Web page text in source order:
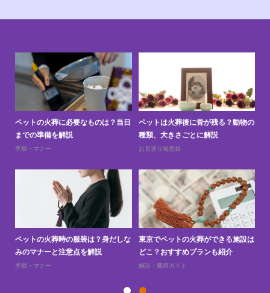
ペットの火葬に必要なものは？当日
までの準備を解説
手順・マナー
ペットは火葬後に骨が残る？動物の
種類、大きさごとに解説
お見送り知恵袋
ペットの火葬時の服装は？身だしな
みのマナーと注意点を解説
手順・マナー
東京でペットの火葬ができる施設は
どこ？おすすめプランも紹介
施設・費用ガイド